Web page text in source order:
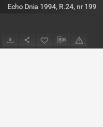
Echo Dnia 1994, R.24, nr 199